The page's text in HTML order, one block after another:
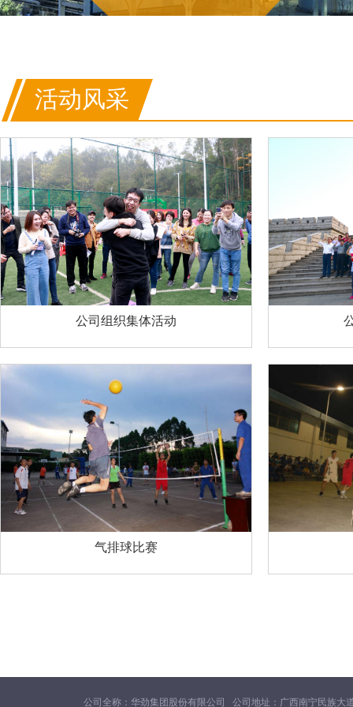
活动风采
公司组织集体活动
气排球比赛
公司全称：华劲集团股份有限公司 公司地址：广西南宁民族大